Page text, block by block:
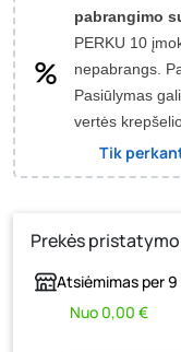
pabrangimo
PERKU 10
nepabrangs.
Pasiūlymas
vertės
Tik
Prekės
Atsiėmimas per
Nuo 0,00 €